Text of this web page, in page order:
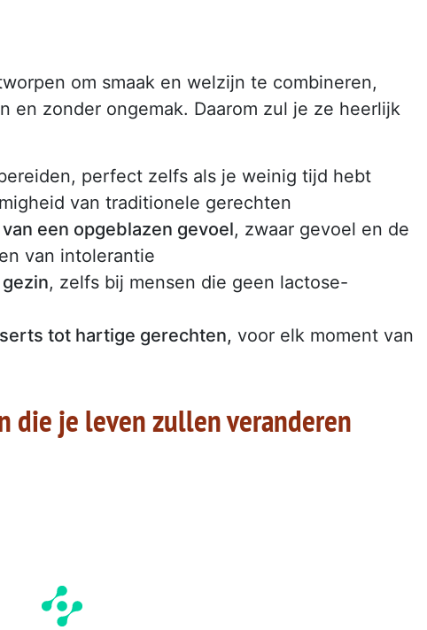
om smaak en welzijn te combineren,
en zonder ongemak. Daarom zul je ze heerlijk
perfect zelfs als je weinig tijd hebt
van traditionele gerechten
een opgeblazen gevoel, zwaar gevoel en de
van intolerantie
, zelfs bij mensen die geen lactose-
tot hartige gerechten, voor elk moment van
die je leven zullen veranderen